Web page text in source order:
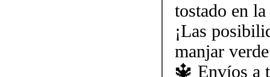
tostado en
¡Las
manjar
🔱 Envíos a